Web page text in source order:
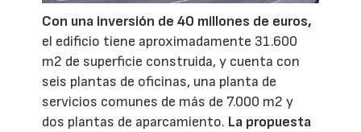
Con una inversión de 40 millones de euros,
el edificio tiene aproximadamente 31.600
m2 de superficie construida, y cuenta con
seis plantas de oficinas, una planta de
servicios comunes de más de 7.000 m2 y
dos plantas de aparcamiento. La propuesta